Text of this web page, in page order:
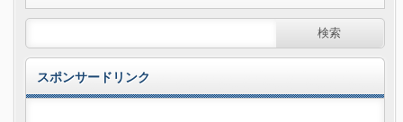
スポンサードリンク